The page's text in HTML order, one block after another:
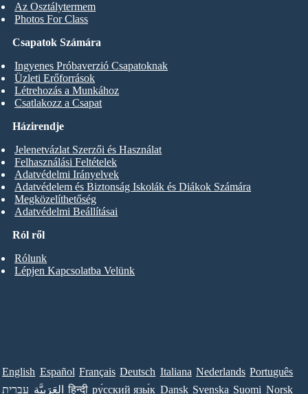
Az Osztálytermem
Photos For Class
Csapatok Számára
Ingyenes Próbaverzió Csapatoknak
Üzleti Erőforrások
Létrehozás a Munkához
Csatlakozz a Csapat
Ról ről
Rólunk
Lépjen Kapcsolatba Velünk
Házirendje
Jelenetvázlat Szerzői és Használat
Felhasználási Feltételek
Adatvédelmi Irányelvek
Adatvédelem és Biztonság Iskolák és Diákok Számára
Megközelíthetőség
Adatvédelmi Beállításai
English Español Français Deutsch Italiana Nederlands Português
עברית العَرَبِيَّة हिन्दी ру́сский язы́к Dansk Svenska Suomi Norsk